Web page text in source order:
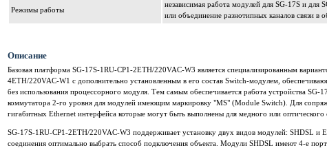
Режимы работы
независимая работа модулей для SG-17S и для
или объединение разнотипных каналов связи
Описание
Базовая платформа SG-17S-1RU-CP1-2ETH/220VAC-W3 является специализированным
4ETH/220VAC-W1 с дополнительно установленным в его состав Switch-модулем,
без использования процессорного модуля. Тем самым обеспечивается работа устройства
коммутатора 2-го уровня для модулей имеющим маркировку "MS" (Module Switch). Для
гигабитных Ethernet интерфейса которые могут быть выполнены для медного или оптического
SG-17S-1RU-CP1-2ETH/220VAC-W3 поддерживает установку двух видов модулей: SHDSL и
соединения оптимально выбрать способ подключения объекта. Модули SHDSL имеют 4-е